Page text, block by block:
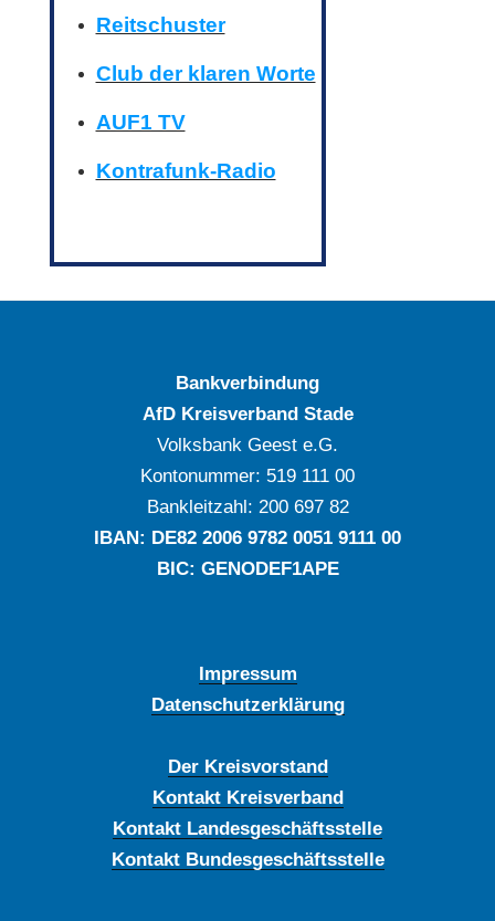
Reitschuster
Club der klaren Worte
AUF1 TV
Kontrafunk-Radio
Bankverbindung
AfD Kreisverband Stade
Volksbank Geest e.G.
Kontonummer: ‍519 111 00
Bankleitzahl: ‍200 697 82
IBAN: DE‍82 ‍2006 ‍9782 ‍0051 ‍9111 ‍00
BIC: GENODEF1APE
Impressum
Datenschutzerklärung
Der Kreisvorstand
Kontakt Kreisverband
Kontakt Landesgeschäftsstelle
Kontakt Bundesgeschäftsstelle